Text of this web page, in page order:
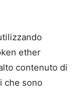
ether
contenuto di
che sono